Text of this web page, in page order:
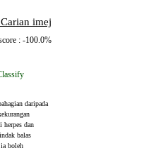
Carian imej
: -100.0%
daripada
herpes dan
balas
ia boleh